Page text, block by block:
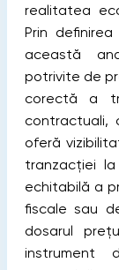
realitatea
Prin
această
potrivite de
corectă a
contractuali,
oferă
tranzacției
echitabilă a
fiscale sau
dosarul
instrument